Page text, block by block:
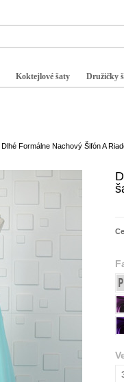
Koktejlové šaty Družičky
Dlhé Formálne Nachový Šifón A